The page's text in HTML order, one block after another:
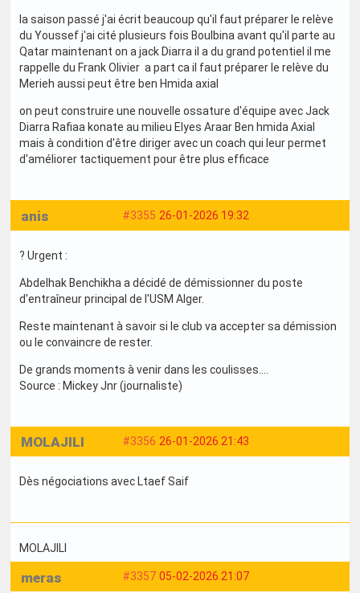
la saison passé j'ai écrit beaucoup qu'il faut préparer le relève
du Youssef j'ai cité plusieurs fois Boulbina avant qu'il parte au
Qatar maintenant on a jack Diarra il a du grand potentiel il me
rappelle du Frank Olivier a part ca il faut préparer le relève du
Merieh aussi peut être ben Hmida axial
on peut construire une nouvelle ossature d'équipe avec Jack
Diarra Rafiaa konate au milieu Elyes Araar Ben hmida Axial
mais à condition d'être diriger avec un coach qui leur permet
d'améliorer tactiquement pour être plus efficace
#3355 26-01-2026 19:32
anis
? Urgent :
Abdelhak Benchikha a décidé de démissionner du poste
d'entraîneur principal de l'USM Alger.
Reste maintenant à savoir si le club va accepter sa démission
ou le convaincre de rester.
De grands moments à venir dans les coulisses.…
Source : Mickey Jnr (journaliste)
#3356 26-01-2026 21:43
MOLAJILI
Dès négociations avec Ltaef Saif
MOLAJILI
#3357 05-02-2026 21:07
meras